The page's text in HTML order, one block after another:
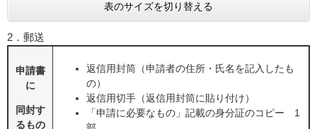
表のサイズを切り替える
2．郵送
申請書
に
同封す
るもの
返信用封筒（申請者の住所・氏名を記入したも
の）
返信用切手（返信用封筒に貼り付け）
「申請に必要なもの」記載の身分証のコピー 1